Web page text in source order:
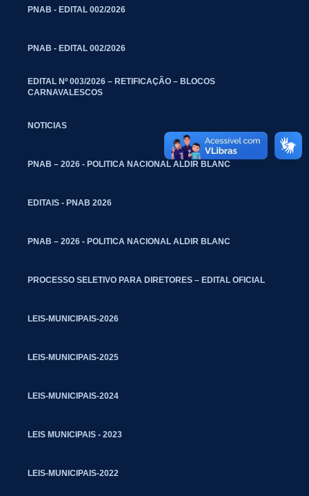
PNAB - EDITAL 002/2026
PNAB - EDITAL 002/2026
EDITAL Nº 003/2026 – RETIFICAÇÃO – BLOCOS
CARNAVALESCOS
NOTICIAS
PNAB – 2026 - POLITICA NACIONAL ALDIR BLANC
EDITAIS - PNAB 2026
PNAB – 2026 - POLITICA NACIONAL ALDIR BLANC
PROCESSO SELETIVO PARA DIRETORES – EDITAL OFICIAL
LEIS-MUNICIPAIS-2026
LEIS-MUNICIPAIS-2025
LEIS-MUNICIPAIS-2024
LEIS MUNICIPAIS - 2023
LEIS-MUNICIPAIS-2022